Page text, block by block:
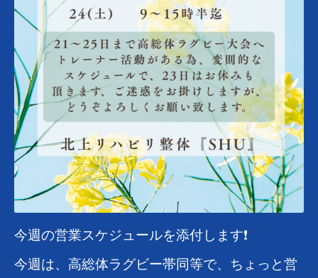
今週の営業スケジュールを添付します❗️
今週は、高総体ラグビー帯同等で、ちょっと営